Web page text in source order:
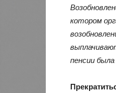
котором
пенсии